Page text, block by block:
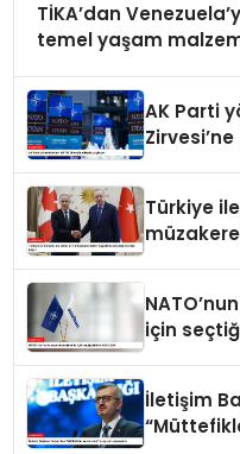
TİKA’dan
temel yaşam
AK Parti
Türkiye
için
İletişim